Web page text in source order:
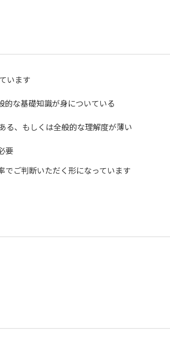
います
的な基礎知識が身についている
る、もしくは全般的な理解度が薄い
要
でご判断いただく形になっています